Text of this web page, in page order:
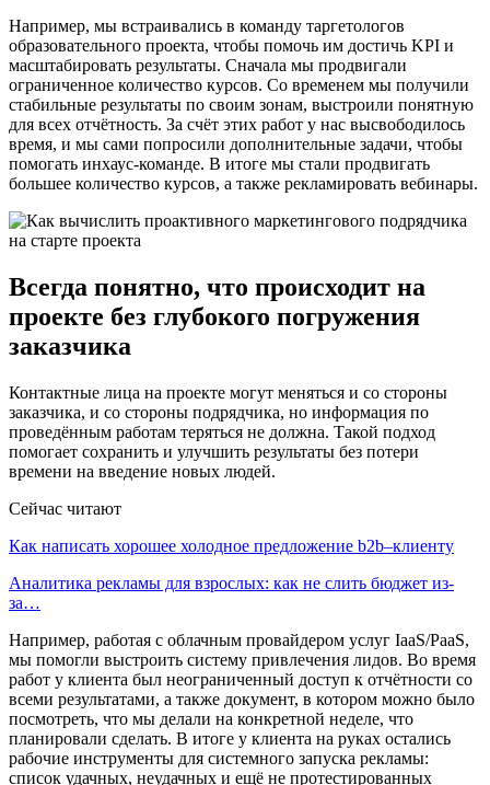
Например, мы встраивались в команду таргетологов
образовательного проекта, чтобы помочь им достичь KPI и
масштабировать результаты. Сначала мы продвигали
ограниченное количество курсов. Со временем мы получили
стабильные результаты по своим зонам, выстроили понятную
для всех отчётность. За счёт этих работ у нас высвободилось
время, и мы сами попросили дополнительные задачи, чтобы
помогать инхаус-команде. В итоге мы стали продвигать
большее количество курсов, а также рекламировать вебинары.
Всегда понятно, что происходит на
проекте без глубокого погружения
заказчика
Контактные лица на проекте могут меняться и со стороны
заказчика, и со стороны подрядчика, но информация по
проведённым работам теряться не должна. Такой подход
помогает сохранить и улучшить результаты без потери
времени на введение новых людей.
Сейчас читают
Как написать хорошее холодное предложение b2b–клиенту
Аналитика рекламы для взрослых: как не слить бюджет из-
за…
Например, работая с облачным провайдером услуг IaaS/PaaS,
мы помогли выстроить систему привлечения лидов. Во время
работ у клиента был неограниченный доступ к отчётности со
всеми результатами, а также документ, в котором можно было
посмотреть, что мы делали на конкретной неделе, что
планировали сделать. В итоге у клиента на руках остались
рабочие инструменты для системного запуска рекламы:
список удачных, неудачных и ещё не протестированных